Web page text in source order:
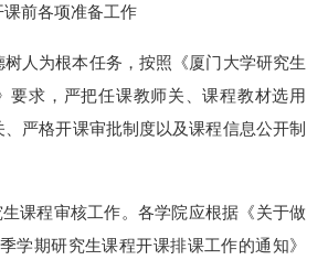
前各项准备工作
人为根本任务，按照《厦门大学研究生
要求，严把任课教师关、课程教材选用
严格开课审批制度以及课程信息公开制
课程审核工作。各学院应根据《关于做
学期研究生课程开课排课工作的通知》